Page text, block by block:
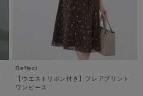
Reflect
【ウエストリボン付き】フレアプリント
ワンピース